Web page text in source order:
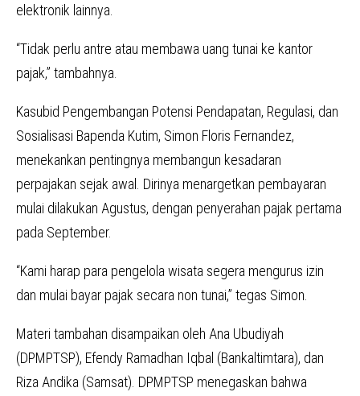
elektronik lainnya.
“Tidak perlu antre atau membawa uang tunai ke kantor
pajak,” tambahnya.
Kasubid Pengembangan Potensi Pendapatan, Regulasi, dan
Sosialisasi Bapenda Kutim, Simon Floris Fernandez,
menekankan pentingnya membangun kesadaran
perpajakan sejak awal. Dirinya menargetkan pembayaran
mulai dilakukan Agustus, dengan penyerahan pajak pertama
pada September.
“Kami harap para pengelola wisata segera mengurus izin
dan mulai bayar pajak secara non tunai,” tegas Simon.
Materi tambahan disampaikan oleh Ana Ubudiyah
(DPMPTSP), Efendy Ramadhan Iqbal (Bankaltimtara), dan
Riza Andika (Samsat). DPMPTSP menegaskan bahwa